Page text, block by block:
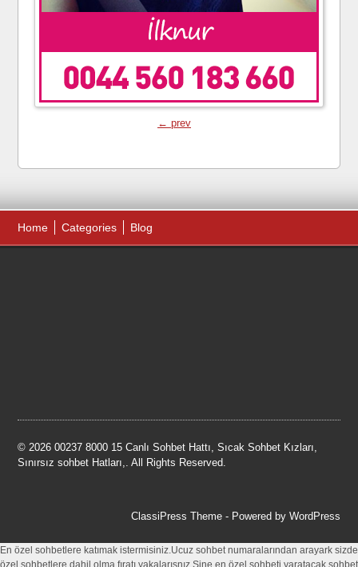
← prev
Home Categories Blog
© 2026 00237 8000 15 Canlı Sohbet Hattı, Sıcak Sohbet Kızları,
Sınırsız sohbet Hatları,. All Rights Reserved.
ClassiPress Theme- Powered by WordPress
En özel sohbetlere katımak istermisiniz.Ucuz sohbet numaralarından arayark sizde
özel sohbetlere dahil olma fıratı yakalarısnız.Sine en özel sohbeti yaratacak sohbet